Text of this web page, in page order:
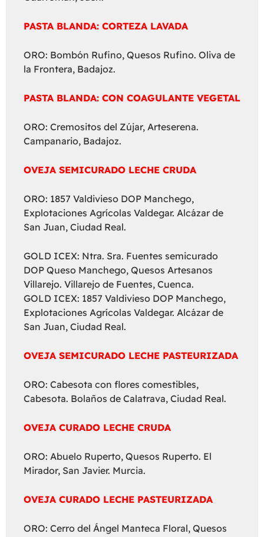
PASTA BLANDA: CORTEZA LAVADA
ORO: Bombón Rufino, Quesos Rufino. Oliva de
la Frontera, Badajoz.
PASTA BLANDA: CON COAGULANTE VEGETAL
ORO: Cremositos del Zújar, Arteserena.
Campanario, Badajoz.
OVEJA SEMICURADO LECHE CRUDA
ORO: 1857 Valdivieso DOP Manchego,
Explotaciones Agrícolas Valdegar. Alcázar de
San Juan, Ciudad Real.
GOLD ICEX: Ntra. Sra. Fuentes semicurado
DOP Queso Manchego, Quesos Artesanos
Villarejo. Villarejo de Fuentes, Cuenca.
GOLD ICEX: 1857 Valdivieso DOP Manchego,
Explotaciones Agrícolas Valdegar. Alcázar de
San Juan, Ciudad Real.
OVEJA SEMICURADO LECHE PASTEURIZADA
ORO: Cabesota con flores comestibles,
Cabesota. Bolaños de Calatrava, Ciudad Real.
OVEJA CURADO LECHE CRUDA
ORO: Abuelo Ruperto, Quesos Ruperto. El
Mirador, San Javier. Murcia.
OVEJA CURADO LECHE PASTEURIZADA
ORO: Cerro del Ángel Manteca Floral, Quesos